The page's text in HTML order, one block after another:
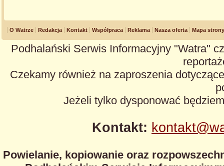
O Watrze Redakcja Kontakt Współpraca Reklama Nasza oferta Mapa strony
Podhalański Serwis Informacyjny "Watra"
Czekamy również na zaproszenia
Jeżeli tylko dysponować
Kontakt:
Powielanie, kopiowanie oraz